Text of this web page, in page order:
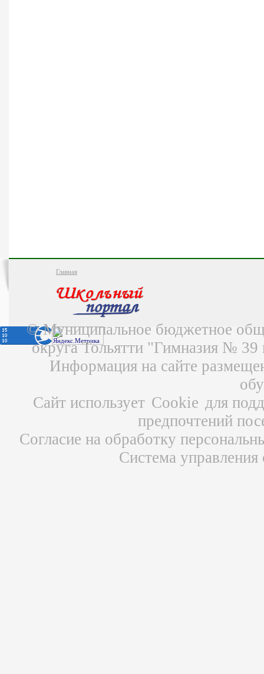
Главная
© Муниципальное бюджетное
округа Тольятти "Гимназия №
Информация на сайте
Сайт использует Cookie для
предпочтений
Согласие на обработку
Система